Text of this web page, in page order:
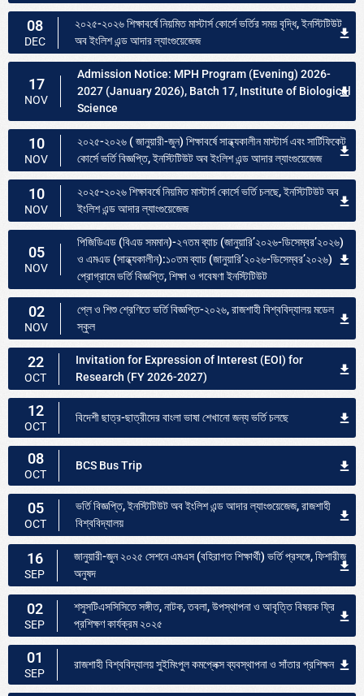
08
DEC
২০২৫-২০২৬ শিক্ষাবর্ষে নিয়মিত মাস্টার্স কোর্সে ভর্তির সময় বৃদ্ধি, ইনস্টিটিউট
অব ইংলিশ এন্ড আদার ল্যাংগুয়েজেজ
17
NOV
Admission Notice: MPH Program (Evening) 2026-
2027 (January 2026), Batch 17, Institute of Biological
Science
10
NOV
২০২৫-২০২৬ ( জানুয়ারী-জুন) শিক্ষাবর্ষে সান্ধ্যকালীন মাস্টার্স এবং সার্টিফিকেট
কোর্সে ভর্তি বিজ্ঞপ্তি, ইনস্টিটিউট অব ইংলিশ এন্ড আদার ল্যাংগুয়েজেজ
10
NOV
২০২৫-২০২৬ শিক্ষাবর্ষে নিয়মিত মাস্টার্স কোর্সে ভর্তি চলছে, ইনস্টিটিউট অব
ইংলিশ এন্ড আদার ল্যাংগুয়েজেজ
05
NOV
পিজিডিএড (বিএড সমমান)-২৭তম ব্যাচ (জানুয়ারি’২০২৬-ডিসেম্বর’২০২৬)
ও এমএড (সান্ধ্যকালীন):১০তম ব্যাচ (জানুয়ারি’২০২৬-ডিসেম্বর’২০২৬)
প্রোগ্রামে ভর্তি বিজ্ঞপ্তি, শিক্ষা ও গবেষণা ইনস্টিটিউট
02
NOV
প্লে ও শিশু শ্রেণিতে ভর্তি বিজ্ঞপ্তি-২০২৬, রাজশাহী বিশ্ববিদ্যালয় মডেল
স্কুল
22
OCT
Invitation for Expression of Interest (EOI) for
Research (FY 2026-2027)
12
OCT
বিদেশী ছাত্র-ছাত্রীদের বাংলা ভাষা শেখানো জন্য ভর্তি চলছে
08
OCT
BCS Bus Trip
05
OCT
ভর্তি বিজ্ঞপ্তি, ইনস্টিটিউট অব ইংলিশ এন্ড আদার ল্যাংগুয়েজেজ, রাজশাহী
বিশ্ববিদ্যালয়
16
SEP
জানুয়ারী-জুন ২০২৫ সেশনে এমএস (বহিরাগত শিক্ষার্থী) ভর্তি প্রসঙ্গে, ফিশারীজ
অনুষদ
02
SEP
শসুসটিএসসিসিতে সঙ্গীত, নাটক, তবলা, উপস্থাপনা ও আবৃত্তি বিষয়ক ফ্রি
প্রশিক্ষণ কার্যক্রম ২০২৫
01
SEP
রাজশাহী বিশ্ববিদ্যালয় সুইমিংপুল কমপ্লেক্স ব্যবস্থাপনা ও সাঁতার প্রশিক্ষন